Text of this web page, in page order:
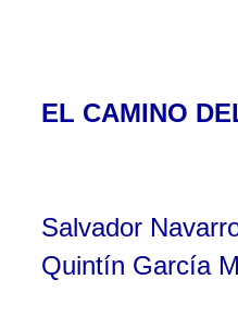
EL CAMINO
Salvador
Quintín García